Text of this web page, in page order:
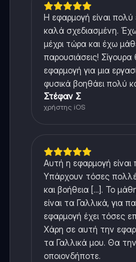
Η εφαρμογή είναι
καλά σχεδιασμένη.
μέχρι τώρα και έχω
παρουσιάσεις!
εφαρμογή για μια
φυσικά βοηθάει πολύ
Στέφαν Σ
χρήστης iOS
Αυτή η εφαρμογή είναι
Υπάρχουν τόσες
και βοήθεια [...]. Το
είναι τα Γαλλικά, για
εφαρμογή έχει τόσες
Χάρη σε αυτή την
τα Γαλλικά μου. Θα
οποιονδήποτε.